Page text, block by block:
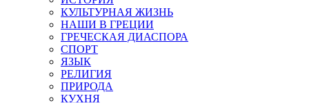
КУЛЬТУРНАЯ ЖИЗНЬ
НАШИ В ГРЕЦИИ
ГРЕЧЕСКАЯ ДИАСПОРА
СПОРТ
ЯЗЫК
РЕЛИГИЯ
ПРИРОДА
КУХНЯ